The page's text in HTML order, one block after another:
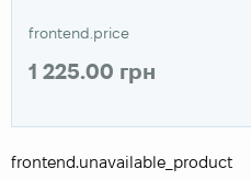
frontend.price
1 225.00 грн
frontend.unavailable_product